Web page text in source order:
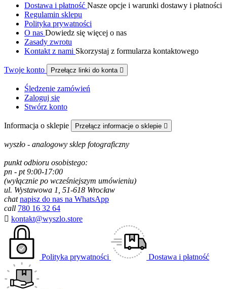
Dostawa i płatność Nasze opcje i warunki dostawy i płatności
Regulamin sklepu
Polityka prywatności
O nas Dowiedz się więcej o nas
Zasady zwrotu
Kontakt z nami Skorzystaj z formularza kontaktowego
Twoje konto Przełącz linki do konta 
Śledzenie zamówień
Zaloguj się
Stwórz konto
Informacja o sklepie Przełącz informacje o sklepie 
wyszło - analogowy sklep fotograficzny
punkt odbioru osobistego:
pn - pt 9:00-17:00
(wyłącznie po wcześniejszym umówieniu)
ul. Wystawowa 1, 51-618 Wrocław
chat napisz do nas na WhatsApp
call 780 16 32 64
 kontakt@wyszlo.store
Polityka prywatności Dostawa i płatność